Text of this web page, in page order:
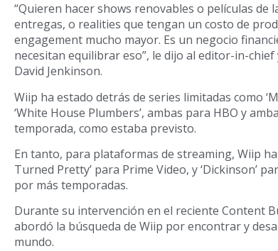
“Quieren hacer shows renovables o películas de
entregas, o realities que tengan un costo de
engagement mucho mayor. Es un negocio
necesitan equilibrar eso”, le dijo al editor-in-
David Jenkinson.
Wiip ha estado detrás de series limitadas como
‘White House Plumbers’, ambas para HBO y
temporada, como estaba previsto.
En tanto, para plataformas de streaming, Wiip
Turned Pretty’ para Prime Video, y ‘Dickinson’
por más temporadas.
Durante su intervención en el reciente Content
abordó la búsqueda de Wiip por encontrar y
mundo.